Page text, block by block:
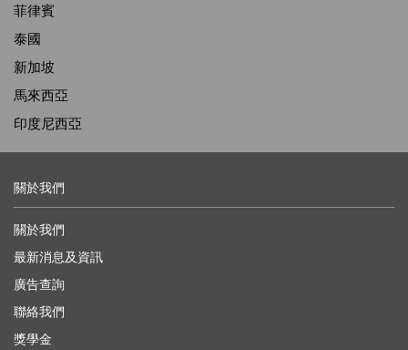
菲律賓
泰國
新加坡
馬來西亞
印度尼西亞
關於我們
關於我們
最新消息及資訊
廣告查詢
聯絡我們
獎學金